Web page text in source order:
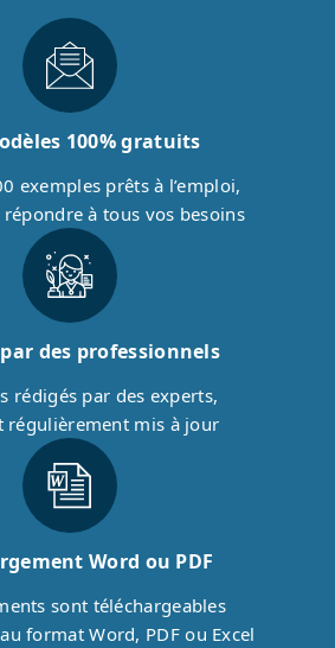
100% gratuits
exemples prêts à l’emploi,
à tous vos besoins
des professionnels
rédigés par des experts,
régulièrement mis à jour
Word ou PDF
sont téléchargeables
format Word, PDF ou Excel